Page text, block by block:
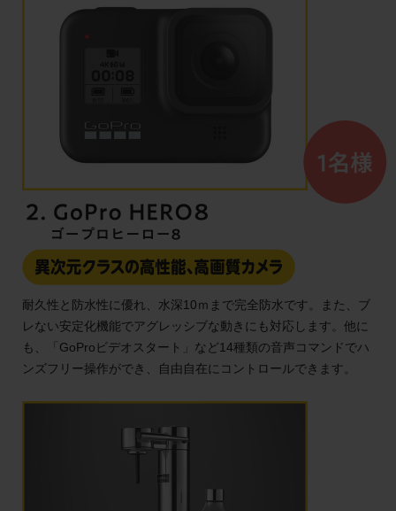
耐久性と防水性に優れ、水深10ｍまで完全防水です。また、ブ
レない安定化機能でアグレッシブな動きにも対応します。他に
も、「GoProビデオスタート」など14種類の音声コマンドでハ
ンズフリー操作ができ、自由自在にコントロールできます。